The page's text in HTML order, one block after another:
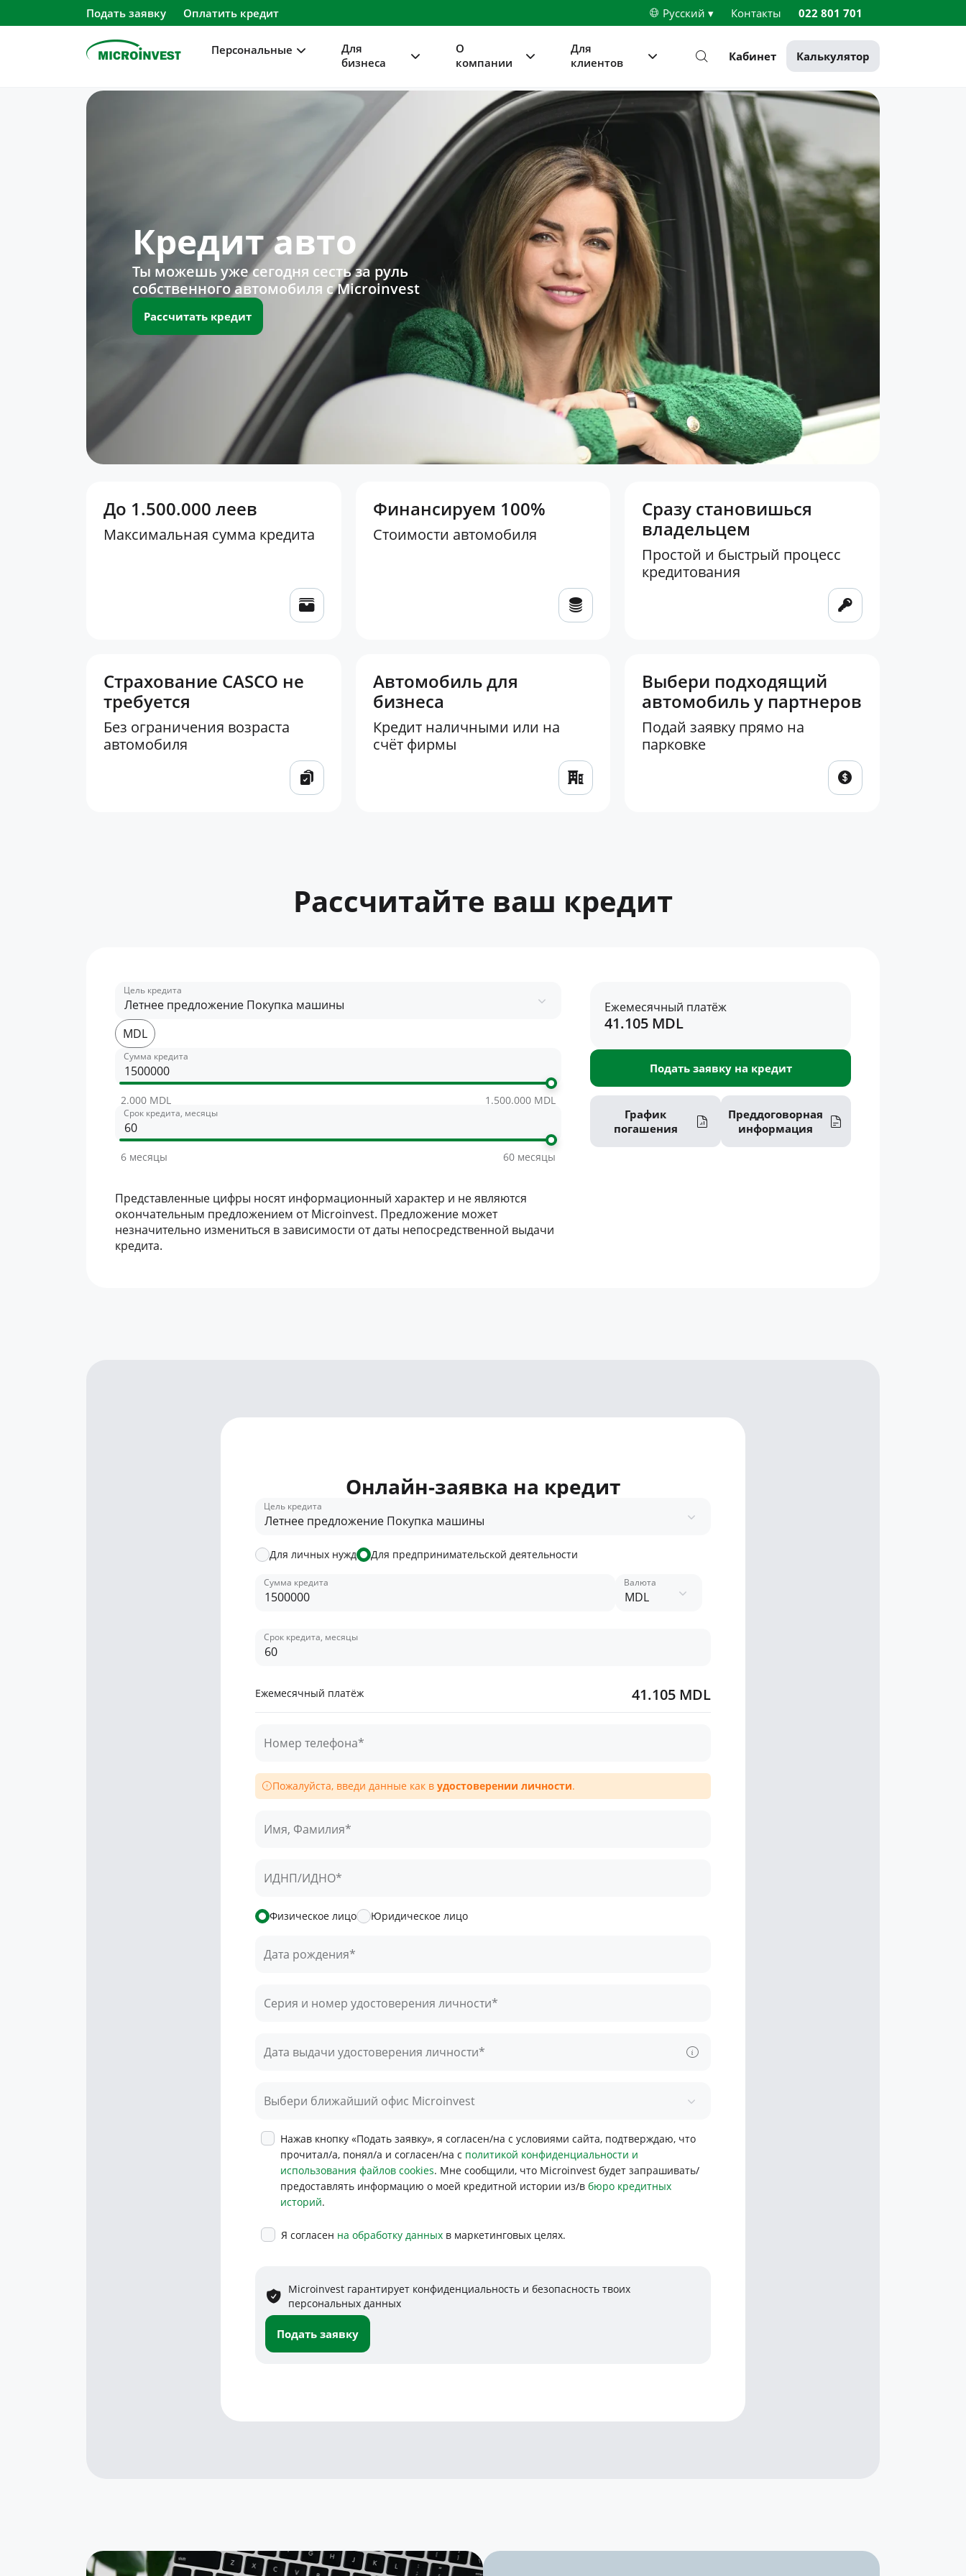
Подать заявку Оплатить кредит Русский ▾ Контакты 022 801 701
Персональные
Для
бизнеса
О
компании
Для
клиентов
Кабинет Калькулятор
Кредит авто
Ты можешь уже сегодня сесть за руль
собственного автомобиля с Microinvest
Рассчитать кредит
До 1.500.000 леев
Максимальная сумма кредита
Финансируем 100%
Стоимости автомобиля
Сразу становишься
владельцем
Простой и быстрый процесс
кредитования
Страхование CASCO не
требуется
Без ограничения возраста
автомобиля
Автомобиль для
бизнеса
Кредит наличными или на
счёт фирмы
Выбери подходящий
автомобиль у партнеров
Подай заявку прямо на
парковке
Рассчитайте ваш кредит
Цель кредита
Летнее предложение Покупка машины
MDL
Сумма кредита
2.000 MDL 1.500.000 MDL
Срок кредита, месяцы
6 месяцы 60 месяцы
Ежемесячный платёж
41.105 MDL
Подать заявку на кредит
График
погашения
Преддоговорная
информация
Представленные цифры носят информационный характер и не являются
окончательным предложением от Microinvest. Предложение может
незначительно измениться в зависимости от даты непосредственной выдачи
кредита.
Онлайн-заявка на кредит
Цель кредита
Летнее предложение Покупка машины
Для личных нужд Для предпринимательской деятельности
Сумма кредита Валюта
MDL
Срок кредита, месяцы
Ежемесячный платёж 41.105 MDL
Номер телефона*
Пожалуйста, введи данные как в удостоверении личности.
Имя, Фамилия*
ИДНП/ИДНО*
Физическое лицо Юридическое лицо
Дата рождения*
Серия и номер удостоверения личности*
Дата выдачи удостоверения личности*
Выбери ближайший офис Microinvest
Нажав кнопку «Подать заявку», я согласен/на с условиями сайта, подтверждаю, что
прочитал/а, понял/а и согласен/на с политикой конфиденциальности и
использования файлов cookies. Мне сообщили, что Microinvest будет запрашивать/
предоставлять информацию о моей кредитной истории из/в бюро кредитных
историй.
Я согласен на обработку данных в маркетинговых целях.
Microinvest гарантирует конфиденциальность и безопасность твоих
персональных данных